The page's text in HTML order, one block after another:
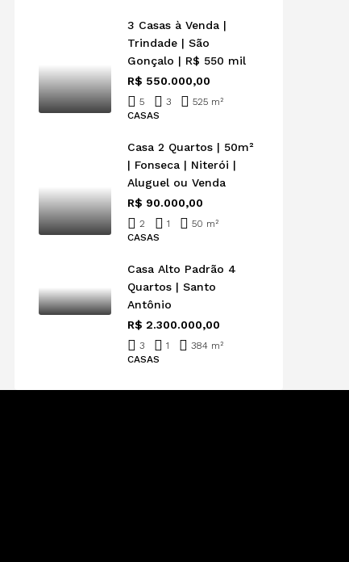
3 Casas à Venda |
Trindade | São
Gonçalo | R$ 550 mil
R$ 550.000,00
5 3
525 m²
CASAS
Casa 2 Quartos | 50m²
| Fonseca | Niterói |
Aluguel ou Venda
R$ 90.000,00
2 1
50 m²
CASAS
Casa Alto Padrão 4
Quartos | Santo
Antônio
R$ 2.300.000,00
3 1
384 m²
CASAS